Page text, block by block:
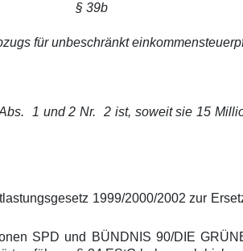
§ 39b
für unbeschränkt
1 und 2 Nr. 2 ist, soweit sie 15
1999/2000/2002 zur
SPD und BÜNDNIS 90/DIE